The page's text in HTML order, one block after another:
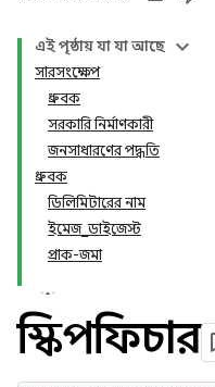
এই পৃষ্ঠায় যা যা আছে
সারসংক্ষেপ
ধ্রুবক
সরকারি নির্মাণকারী
জনসাধারণের পদ্ধতি
ধ্রুবক
ডিলিমিটারের নাম
ইমেজ_ডাইজেস্ট
প্রাক-জমা
স্কিপফিচার